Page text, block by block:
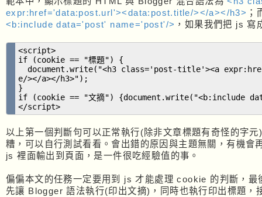
expr:href='data:post.url'><data:post.title/></a></h3> ；
<b:include data='post' name='post'/> ，如果我們把 js 寫
<script>
if (cookie == "標題") {
document.write("<h3 class='post-title'><a
e/></a></h3>");
}
if (cookie == "文摘") {document.write("<b:include
</script>
以上第一個判斷句可以正常執行(除非文章標題有奇怪的字
糟，可以自行測試看看。會出錯的原因與主題無關，有機
js 裡面輸出到頁面，是一件很吃經驗值的事。
偏偏本文的任務一定要用到 js 才能處理 cookie 的判斷，
先讓 Blogger 語法執行(印出文摘)，同時也執行印出標題